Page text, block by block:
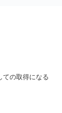
ての取得になる